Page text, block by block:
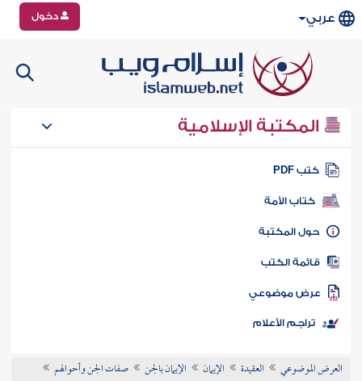
عربي دخول
المكتبة الإسلامية
كتب PDF
كتاب الأمة
المكتبة
الكتب
موضوعي
تراجم الأعلام
العرض الموضوعي العقيدة الإيمان الإيمان بالجن صفات الجن وأحوالهم